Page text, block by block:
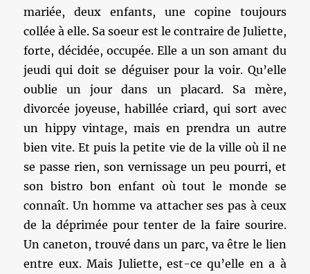
mariée, deux enfants, une copine toujours
collée à elle. Sa soeur est le contraire de Juliette,
forte, décidée, occupée. Elle a un son amant du
jeudi qui doit se déguiser pour la voir. Qu’elle
oublie un jour dans un placard. Sa mère,
divorcée joyeuse, habillée criard, qui sort avec
un hippy vintage, mais en prendra un autre
bien vite. Et puis la petite vie de la ville où il ne
se passe rien, son vernissage un peu pourri, et
son bistro bon enfant où tout le monde se
connaît. Un homme va attacher ses pas à ceux
de la déprimée pour tenter de la faire sourire.
Un caneton, trouvé dans un parc, va être le lien
entre eux. Mais Juliette, est-ce qu’elle en a à